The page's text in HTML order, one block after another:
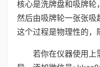
核心是洗牌盘和吸牌轮
然后由吸牌轮一张张吸
这个过程是物理性的，
若你在仪器使用上